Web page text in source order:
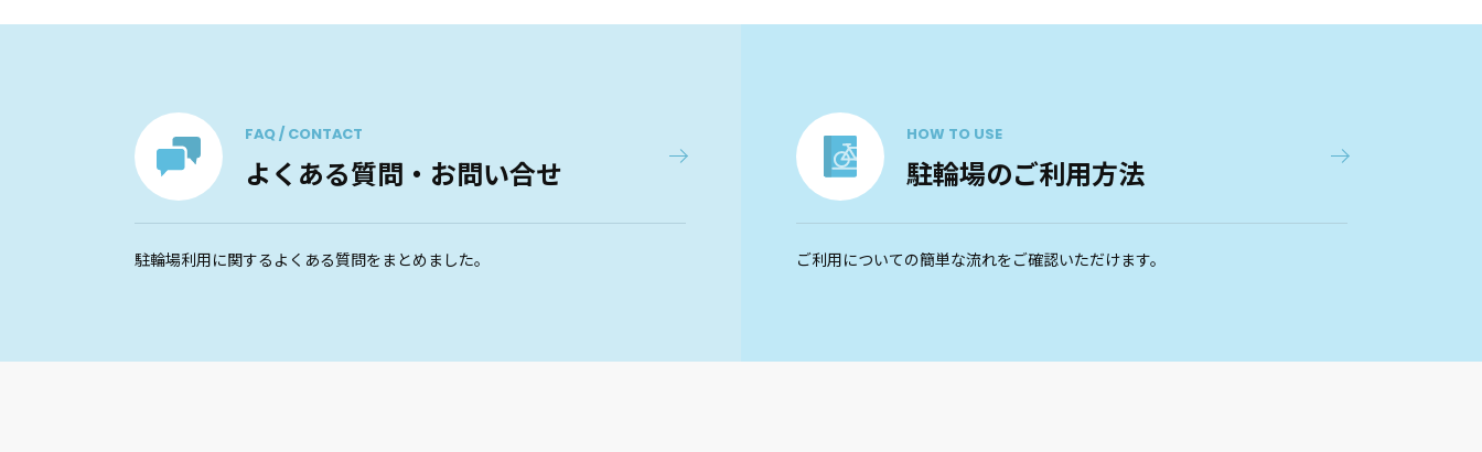
FAQ / CONTACT
よくある質問・お問い合せ
駐輪場利用に関するよくある質問をまとめました。
HOW TO USE
駐輪場のご利用方法
ご利用についての簡単な流れをご確認いただけます。